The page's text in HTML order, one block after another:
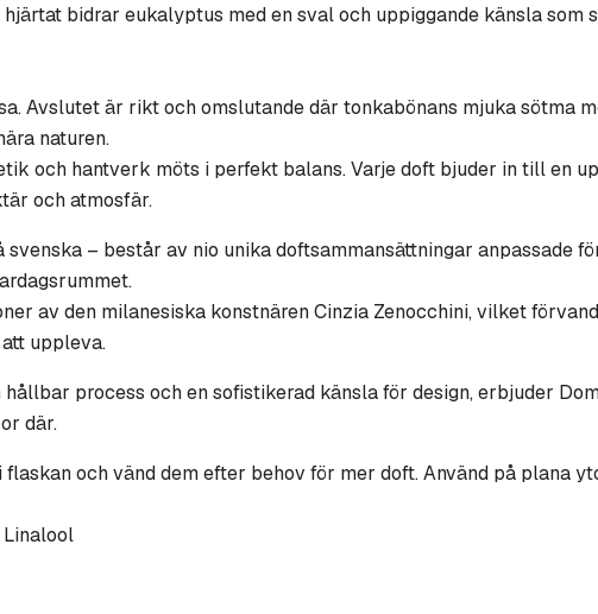
bidrar eukalyptus med en sval och uppiggande känsla som
Avslutet är rikt och omslutande där tonkabönans mjuka sötma
naturen.
och hantverk möts i perfekt balans. Varje doft bjuder in till en
och atmosfär.
svenska – består av nio unika doftsammansättningar anpassade
av den milanesiska konstnären Cinzia Zenocchini, vilket
uppleva.
process och en sofistikerad känsla för design, erbjuder
där.
och vänd dem efter behov för mer doft. Använd på plana
Linalool